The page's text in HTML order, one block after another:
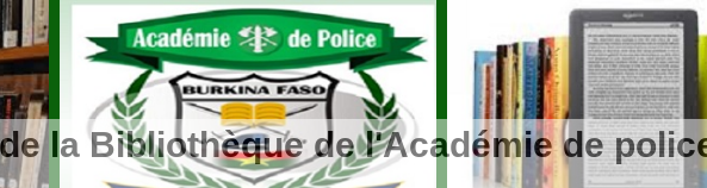
la Bibliothèque de l'Académie de